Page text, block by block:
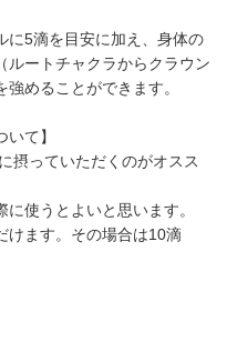
に5滴を目安に加え、身体の
ルートチャクラからクラウン
めることができます。
て】
摂っていただくのがオスス
使うとよいと思います。
けます。その場合は10滴